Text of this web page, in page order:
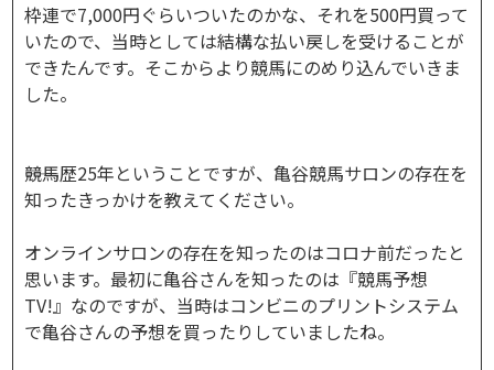
枠連で7,000円ぐらいついたのかな、それを500円買って
いたので、当時としては結構な払い戻しを受けることが
できたんです。そこからより競馬にのめり込んでいきま
した。
――競馬歴25年ということですが、亀谷競馬サロンの存在を
知ったきっかけを教えてください。
オンラインサロンの存在を知ったのはコロナ前だったと
思います。最初に亀谷さんを知ったのは『競馬予想
TV!』なのですが、当時はコンビニのプリントシステム
で亀谷さんの予想を買ったりしていましたね。